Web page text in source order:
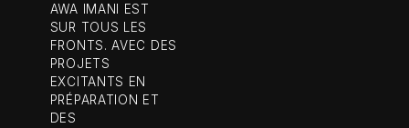
AWA IMANI EST
SUR TOUS LES
FRONTS. AVEC DES
PROJETS
EXCITANTS EN
PRÉPARATION ET
DES